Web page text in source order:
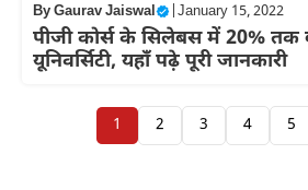
ByGaurav Jaiswal January 15, 2022
पीजी कोर्स के सिलेबस में 20% तक
यूनिवर्सिटी, यहाँ पढ़े पूरी जानकारी
1 2 3 4 5